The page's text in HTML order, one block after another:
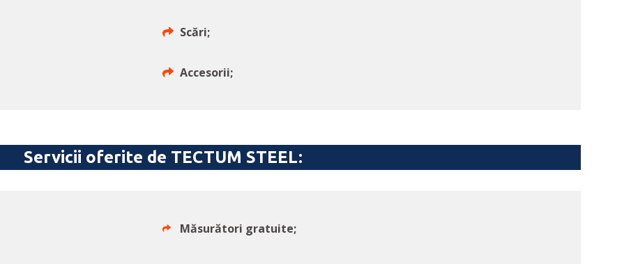
Scări;
Accesorii;
Servicii oferite de TECTUM STEEL:
Măsurători gratuite;